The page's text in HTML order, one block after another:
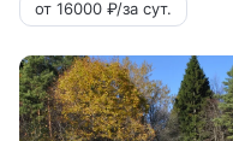
от 16000 ₽/за сут.